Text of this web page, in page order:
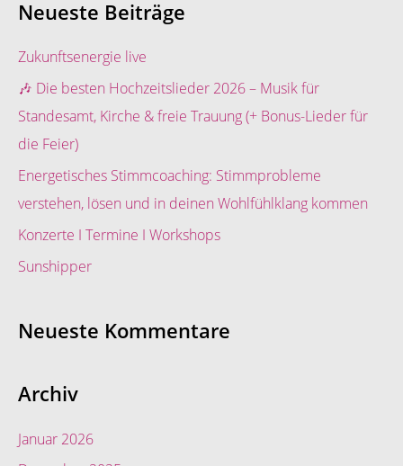
h
e
n
n
a
c
Neueste Beiträge
Zukunftsenergie live
🎶 Die besten Hochzeitslieder 2026 – Musik für
Standesamt, Kirche & freie Trauung (+ Bonus-Lieder für
die Feier)
Energetisches Stimmcoaching: Stimmprobleme
verstehen, lösen und in deinen Wohlfühlklang kommen
Konzerte I Termine I Workshops
Sunshipper
Neueste Kommentare
Archiv
Januar 2026